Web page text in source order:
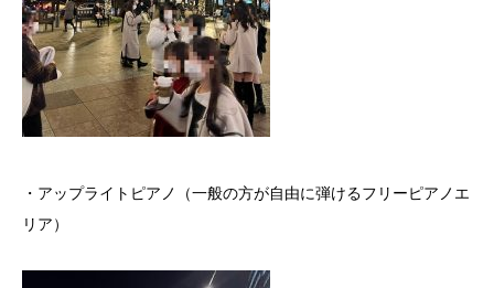
・アップライトピアノ（一般の方が自由に弾けるフリーピアノエ
リア）